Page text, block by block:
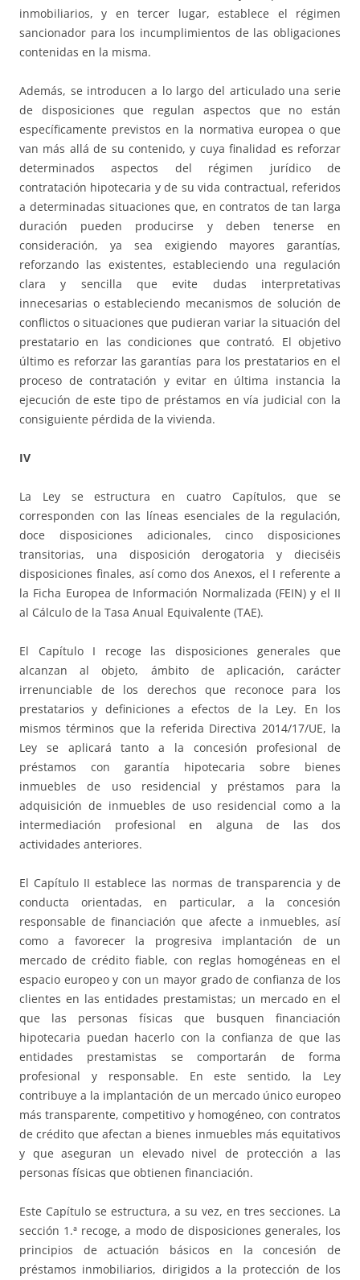
inmobiliarios, y en tercer lugar, establece el régimen
sancionador para los incumplimientos de las obligaciones
contenidas en la misma.
Además, se introducen a lo largo del articulado una serie
de disposiciones que regulan aspectos que no están
específicamente previstos en la normativa europea o que
van más allá de su contenido, y cuya finalidad es reforzar
determinados aspectos del régimen jurídico de
contratación hipotecaria y de su vida contractual, referidos
a determinadas situaciones que, en contratos de tan larga
duración pueden producirse y deben tenerse en
consideración, ya sea exigiendo mayores garantías,
reforzando las existentes, estableciendo una regulación
clara y sencilla que evite dudas interpretativas
innecesarias o estableciendo mecanismos de solución de
conflictos o situaciones que pudieran variar la situación del
prestatario en las condiciones que contrató. El objetivo
último es reforzar las garantías para los prestatarios en el
proceso de contratación y evitar en última instancia la
ejecución de este tipo de préstamos en vía judicial con la
consiguiente pérdida de la vivienda.
IV
La Ley se estructura en cuatro Capítulos, que se
corresponden con las líneas esenciales de la regulación,
doce disposiciones adicionales, cinco disposiciones
transitorias, una disposición derogatoria y dieciséis
disposiciones finales, así como dos Anexos, el I referente a
la Ficha Europea de Información Normalizada (FEIN) y el II
al Cálculo de la Tasa Anual Equivalente (TAE).
El Capítulo I recoge las disposiciones generales que
alcanzan al objeto, ámbito de aplicación, carácter
irrenunciable de los derechos que reconoce para los
prestatarios y definiciones a efectos de la Ley. En los
mismos términos que la referida Directiva 2014/17/UE, la
Ley se aplicará tanto a la concesión profesional de
préstamos con garantía hipotecaria sobre bienes
inmuebles de uso residencial y préstamos para la
adquisición de inmuebles de uso residencial como a la
intermediación profesional en alguna de las dos
actividades anteriores.
El Capítulo II establece las normas de transparencia y de
conducta orientadas, en particular, a la concesión
responsable de financiación que afecte a inmuebles, así
como a favorecer la progresiva implantación de un
mercado de crédito fiable, con reglas homogéneas en el
espacio europeo y con un mayor grado de confianza de los
clientes en las entidades prestamistas; un mercado en el
que las personas físicas que busquen financiación
hipotecaria puedan hacerlo con la confianza de que las
entidades prestamistas se comportarán de forma
profesional y responsable. En este sentido, la Ley
contribuye a la implantación de un mercado único europeo
más transparente, competitivo y homogéneo, con contratos
de crédito que afectan a bienes inmuebles más equitativos
y que aseguran un elevado nivel de protección a las
personas físicas que obtienen financiación.
Este Capítulo se estructura, a su vez, en tres secciones. La
sección 1.ª recoge, a modo de disposiciones generales, los
principios de actuación básicos en la concesión de
préstamos inmobiliarios, dirigidos a la protección de los